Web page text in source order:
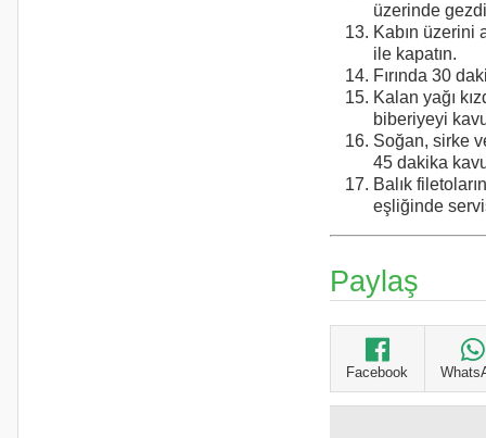
üzerinde
Kabın üzerini
ile kapatın.
Fırında 30
Kalan yağı
biberiyeyi
Soğan, sirke
45 dakika
Balık
eşliğinde
Paylaş
Facebook